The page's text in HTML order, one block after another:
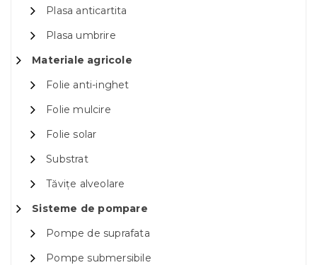
Plasa anticartita
Plasa umbrire
Materiale agricole
Folie anti-inghet
Folie mulcire
Folie solar
Substrat
Tăvițe alveolare
Sisteme de pompare
Pompe de suprafata
Pompe submersibile